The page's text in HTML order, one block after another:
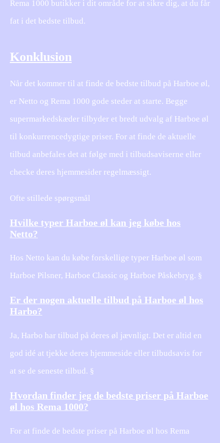
Rema 1000 butikker i dit område for at sikre dig, at du får
fat i det bedste tilbud.
Konklusion
Når det kommer til at finde de bedste tilbud på Harboe øl,
er Netto og Rema 1000 gode steder at starte. Begge
supermarkedskæder tilbyder et bredt udvalg af Harboe øl
til konkurrencedygtige priser. For at finde de aktuelle
tilbud anbefales det at følge med i tilbudsaviserne eller
checke deres hjemmesider regelmæssigt.
Ofte stillede spørgsmål
Hvilke typer Harboe øl kan jeg købe hos
Netto?
Hos Netto kan du købe forskellige typer Harboe øl som
Harboe Pilsner, Harboe Classic og Harboe Påskebryg. §
Er der nogen aktuelle tilbud på Harboe øl hos
Harbo?
Ja, Harbo har tilbud på deres øl jævnligt. Det er altid en
god idé at tjekke deres hjemmeside eller tilbudsavis for
at se de seneste tilbud. §
Hvordan finder jeg de bedste priser på Harboe
øl hos Rema 1000?
For at finde de bedste priser på Harboe øl hos Rema